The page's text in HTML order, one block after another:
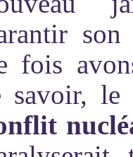
fois
savoir, le